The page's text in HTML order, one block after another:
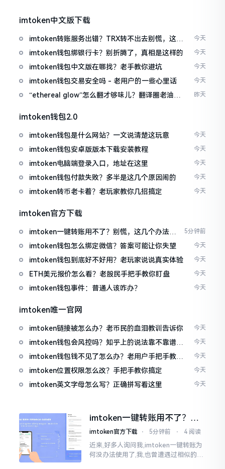
imtoken中文版下载
imtoken转账服务出错？TRX转不出去别慌，这几
招试试
今天
imtoken钱包绑银行卡？别折腾了，真相是这样的 今天
imtoken钱包中文版在哪找？老手教你避坑 今天
imtoken钱包交易安全吗 - 老用户的一些心里话 今天
“ethereal glow”怎么翻才够味儿？翻译圈老油条
昨天
imtoken钱包2.0
imtoken钱包是什么网站？一文说清楚这玩意 今天
imtoken钱包安卓版版本下载安装教程 今天
imtoken电脑端登录入口，地址在这里 今天
imtoken钱包付款失败？多半是这几个原因闹的 今天
imtoken转币老卡着？老玩家教你几招搞定 今天
imtoken官方下载
imtoken一键转账用不了？别慌，这几个办法试
试
5分钟前
imtoken钱包怎么绑定微信？答案可能让你失望 今天
imtoken钱包到底好不好用？老玩家说说真实体验 今天
ETH美元报价怎么看？老股民手把手教你盯盘 今天
imtoken钱包事件：普通人该咋办？ 今天
imtoken唯一官网
imtoken链接被怎么办？老币民的血泪教训告诉你 今天
imtoken钱包会风控吗？知乎上的说法靠不靠谱，
老币民告诉你
今天
imtoken钱包钱不见了怎么办？老用户手把手教你
找回
今天
imtoken位置权限怎么改？手把手教你搞定 今天
imtoken英文字母怎么写？正确拼写看这里 今天
imtoken一键转账用不了？别
慌，这几个办法试试
imtoken官方下载 ⋅ 5分钟前 ⋅ 4 阅读
近来,好多人询问我,imtoken一键转账为
何没办法使用了,我,也曾遭遇过相似的状